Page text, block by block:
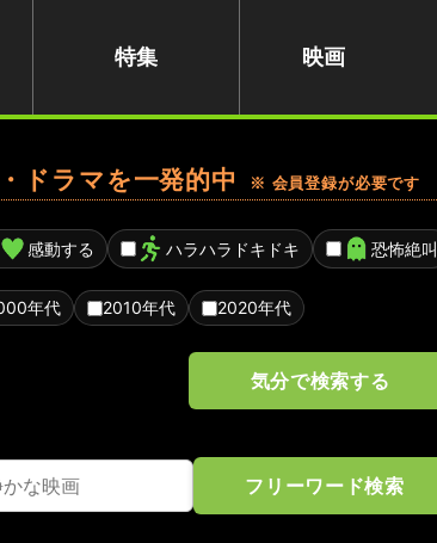
特集 映画
ドラマを一発的中 ※ 会員登録が必要です
感動する ハラハラドキドキ 恐怖絶叫
年代 2010年代 2020年代
気分で検索する
フリーワード検索